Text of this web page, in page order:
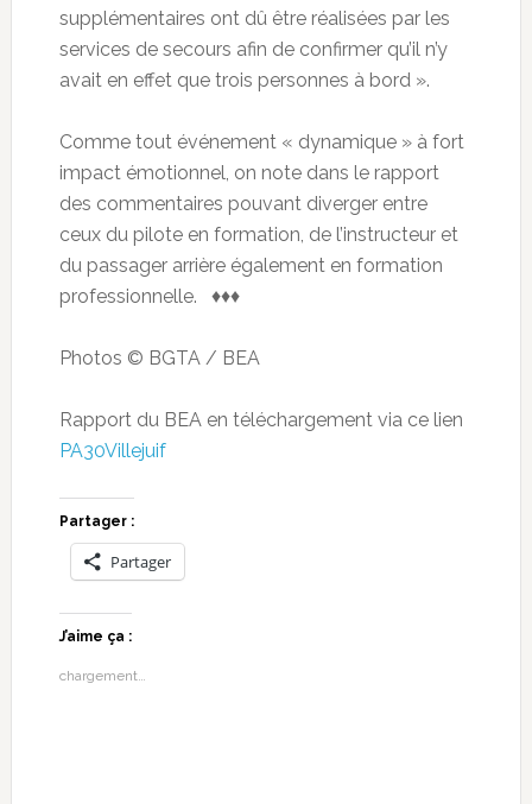
supplémentaires ont dû être réalisées par les
services de secours afin de confirmer qu’il n’y
avait en effet que trois personnes à bord ».
Comme tout événement « dynamique » à fort
impact émotionnel, on note dans le rapport
des commentaires pouvant diverger entre
ceux du pilote en formation, de l’instructeur et
du passager arrière également en formation
professionnelle. ♦♦♦
Photos © BGTA / BEA
Rapport du BEA en téléchargement via ce lien
PA30Villejuif
Partager :
Partager
J’aime ça :
chargement…